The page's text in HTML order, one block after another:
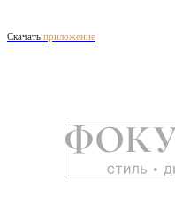
Скачать приложение